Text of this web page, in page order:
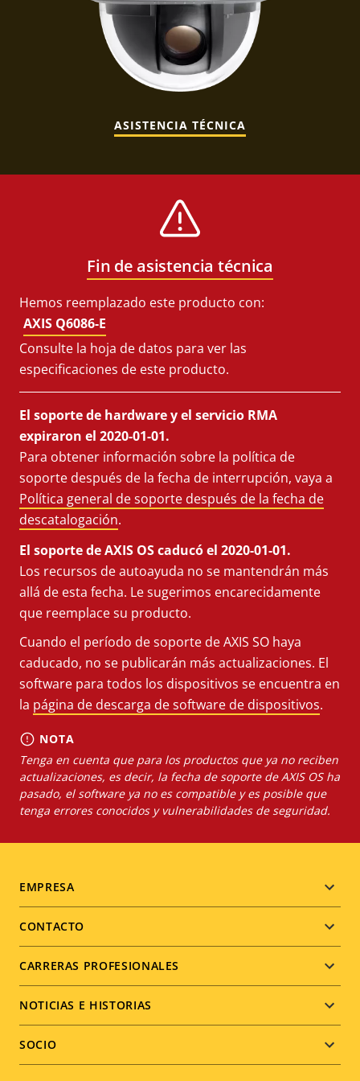
ASISTENCIA TÉCNICA
Fin de asistencia técnica
Hemos reemplazado este producto con:
AXIS Q6086-E
Consulte la hoja de datos para ver las
especificaciones de este producto.
El soporte de hardware y el servicio RMA
expiraron el 2020-01-01.
Para obtener información sobre la política de
soporte después de la fecha de interrupción, vaya a
Política general de soporte después de la fecha de
descatalogación.
El soporte de AXIS OS caducó el 2020-01-01.
Los recursos de autoayuda no se mantendrán más
allá de esta fecha. Le sugerimos encarecidamente
que reemplace su producto.
Cuando el período de soporte de AXIS SO haya
caducado, no se publicarán más actualizaciones. El
software para todos los dispositivos se encuentra en
la página de descarga de software de dispositivos.
NOTA
Tenga en cuenta que para los productos que ya no reciben
actualizaciones, es decir, la fecha de soporte de AXIS OS ha
pasado, el software ya no es compatible y es posible que
tenga errores conocidos y vulnerabilidades de seguridad.
Footer
menu
EMPRESA
CONTACTO
CARRERAS PROFESIONALES
NOTICIAS E HISTORIAS
SOCIO